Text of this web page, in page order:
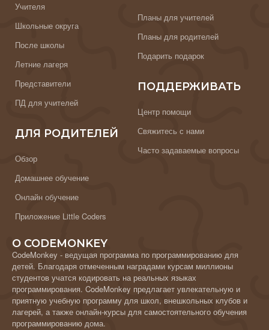
Учителя
Школьные округа
После школы
Летние лагеря
Представители
ПД для учителей
ДЛЯ РОДИТЕЛЕЙ
Обзор
Домашнее обучение
Онлайн обучение
Приложение Little Coders
Планы для учителей
Планы для родителей
Подарить подарок
ПОДДЕРЖИВАТЬ
Центр помощи
Свяжитесь с нами
Часто задаваемые вопросы
О CODEMONKEY
CodeMonkey - ведущая программа по программированию для
детей. Благодаря отмеченным наградами курсам миллионы
студентов учатся кодировать на реальных языках
программирования. CodeMonkey предлагает увлекательную и
приятную учебную программу для школ, внешкольных клубов и
лагерей, а также онлайн-курсы для самостоятельного обучения
программированию дома.